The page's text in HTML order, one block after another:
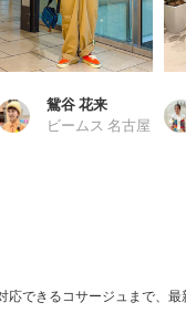
鴛谷 花来
ビームス 名古屋
できるコサージュまで、